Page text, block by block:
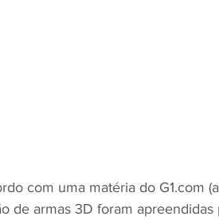
com uma matéria do G1.com
de armas 3D foram